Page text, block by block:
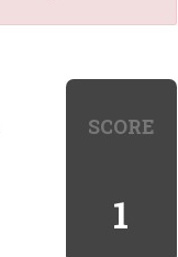
SCORE
1